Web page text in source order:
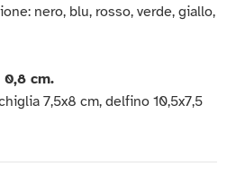
nero, blu, rosso, verde, giallo,
cm.
7,5x8 cm, delfino 10,5x7,5